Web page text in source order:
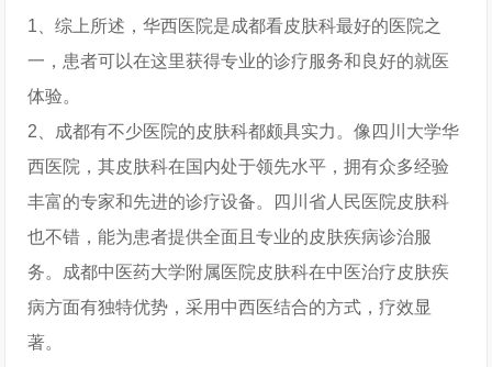
1、综上所述，华西医院是成都看皮肤科最好的医院之
一，患者可以在这里获得专业的诊疗服务和良好的就医
体验。
2、成都有不少医院的皮肤科都颇具实力。像四川大学华
西医院，其皮肤科在国内处于领先水平，拥有众多经验
丰富的专家和先进的诊疗设备。四川省人民医院皮肤科
也不错，能为患者提供全面且专业的皮肤疾病诊治服
务。成都中医药大学附属医院皮肤科在中医治疗皮肤疾
病方面有独特优势，采用中西医结合的方式，疗效显
著。